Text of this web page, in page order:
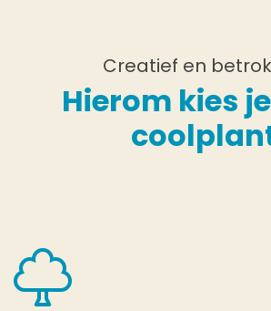
Creatief en
Hierom kies